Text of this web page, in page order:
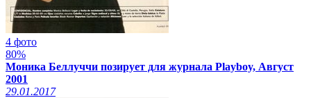
4 фото
80%
Моника Беллуччи позирует для журнала Playboy, Август
2001
29.01.2017